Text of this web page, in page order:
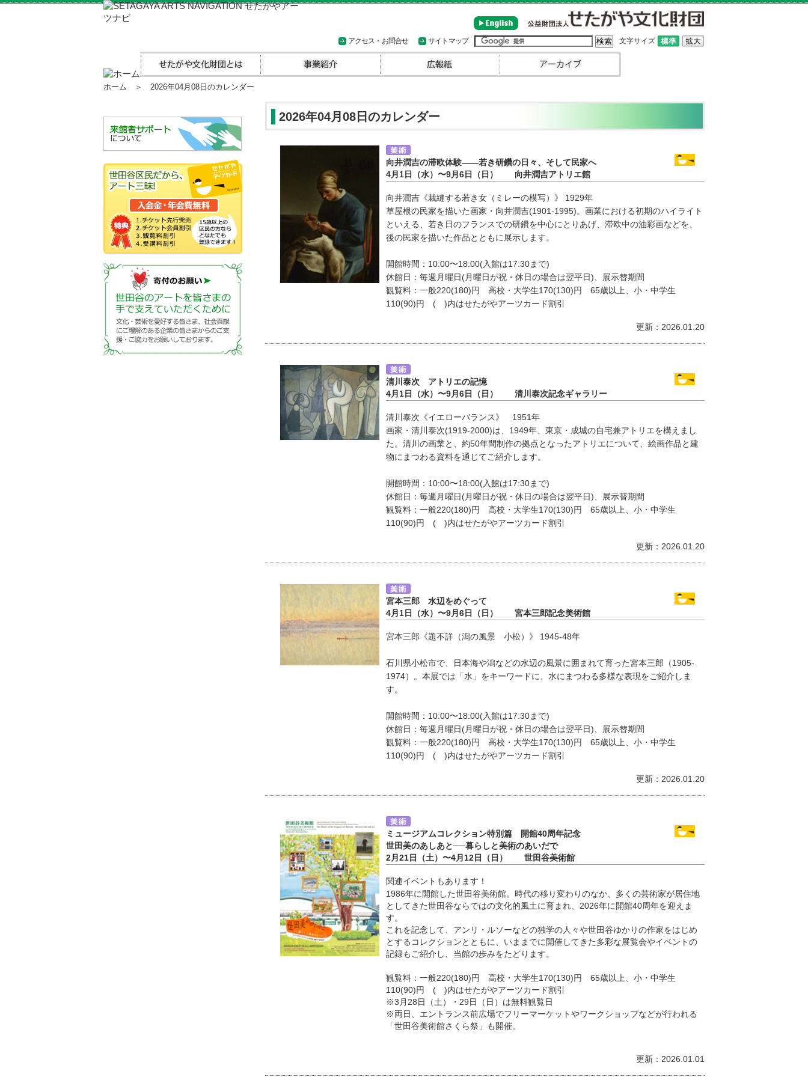
文字サイズ
アクセス・お問合せ サイトマップ
ホーム ＞ 2026年04月08日のカレンダー
2026年04月08日のカレンダー
向井潤吉の滞欧体験――若き研鑽の日々、そして民家へ
4月1日（水）〜9月6日（日） 向井潤吉アトリエ館
向井潤吉《裁縫する若き女（ミレーの模写）》 1929年
草屋根の民家を描いた画家・向井潤吉(1901-1995)。画業における初期のハイライト
といえる、若き日のフランスでの研鑽を中心にとりあげ、滞欧中の油彩画などを、
後の民家を描いた作品とともに展示します。
開館時間：10:00〜18:00(入館は17:30まで)
休館日：毎週月曜日(月曜日が祝・休日の場合は翌平日)、展示替期間
観覧料：一般220(180)円 高校・大学生170(130)円 65歳以上、小・中学生
110(90)円 ( )内はせたがやアーツカード割引
更新：2026.01.20
清川泰次 アトリエの記憶
4月1日（水）〜9月6日（日） 清川泰次記念ギャラリー
清川泰次《イエローバランス》 1951年
画家・清川泰次(1919-2000)は、1949年、東京・成城の自宅兼アトリエを構えまし
た。清川の画業と、約50年間制作の拠点となったアトリエについて、絵画作品と建
物にまつわる資料を通じてご紹介します。
開館時間：10:00〜18:00(入館は17:30まで)
休館日：毎週月曜日(月曜日が祝・休日の場合は翌平日)、展示替期間
観覧料：一般220(180)円 高校・大学生170(130)円 65歳以上、小・中学生
110(90)円 ( )内はせたがやアーツカード割引
更新：2026.01.20
宮本三郎 水辺をめぐって
4月1日（水）〜9月6日（日） 宮本三郎記念美術館
宮本三郎《題不詳（潟の風景 小松）》 1945-48年
石川県小松市で、日本海や潟などの水辺の風景に囲まれて育った宮本三郎（1905-
1974）。本展では「水」をキーワードに、水にまつわる多様な表現をご紹介しま
す。
開館時間：10:00〜18:00(入館は17:30まで)
休館日：毎週月曜日(月曜日が祝・休日の場合は翌平日)、展示替期間
観覧料：一般220(180)円 高校・大学生170(130)円 65歳以上、小・中学生
110(90)円 ( )内はせたがやアーツカード割引
更新：2026.01.20
ミュージアムコレクション特別篇 開館40周年記念
世田美のあしあと──暮らしと美術のあいだで
2月21日（土）〜4月12日（日） 世田谷美術館
関連イベントもあります！
1986年に開館した世田谷美術館。時代の移り変わりのなか、多くの芸術家が居住地
としてきた世田谷ならではの文化的風土に育まれ、2026年に開館40周年を迎えま
す。
これを記念して、アンリ・ルソーなどの独学の人々や世田谷ゆかりの作家をはじめ
とするコレクションとともに、いままでに開催してきた多彩な展覧会やイベントの
記録もご紹介し、当館の歩みをたどります。
観覧料：一般220(180)円 高校・大学生170(130)円 65歳以上、小・中学生
110(90)円 ( )内はせたがやアーツカード割引
※3月28日（土）・29日（日）は無料観覧日
※両日、エントランス前広場でフリーマーケットやワークショップなどが行われる
「世田谷美術館さくら祭」も開催。
更新：2026.01.01